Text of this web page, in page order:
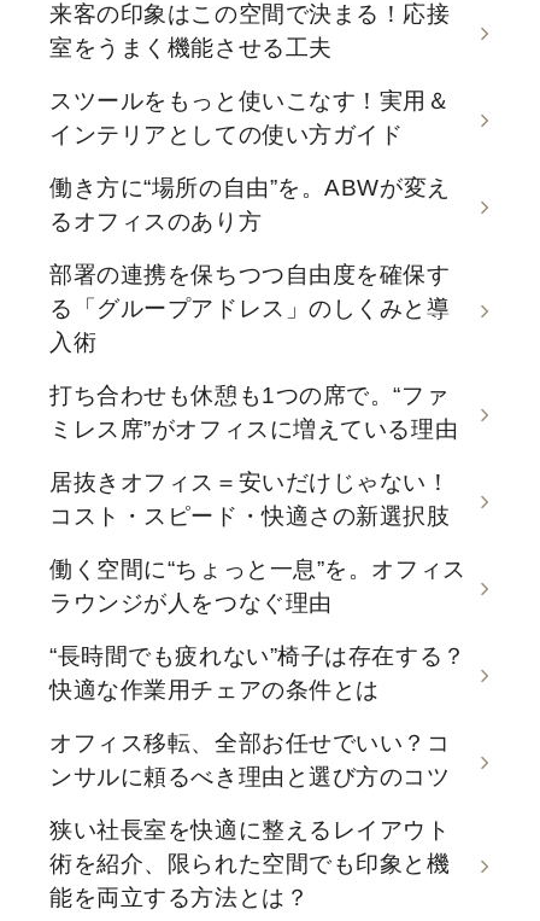
来客の印象はこの空間で決まる！応接
室をうまく機能させる工夫
スツールをもっと使いこなす！実用＆
インテリアとしての使い方ガイド
働き方に“場所の自由”を。ABWが変え
るオフィスのあり方
部署の連携を保ちつつ自由度を確保す
る「グループアドレス」のしくみと導
入術
打ち合わせも休憩も1つの席で。“ファ
ミレス席”がオフィスに増えている理由
居抜きオフィス＝安いだけじゃない！
コスト・スピード・快適さの新選択肢
働く空間に“ちょっと一息”を。オフィス
ラウンジが人をつなぐ理由
“長時間でも疲れない”椅子は存在する？
快適な作業用チェアの条件とは
オフィス移転、全部お任せでいい？コ
ンサルに頼るべき理由と選び方のコツ
狭い社長室を快適に整えるレイアウト
術を紹介、限られた空間でも印象と機
能を両立する方法とは？